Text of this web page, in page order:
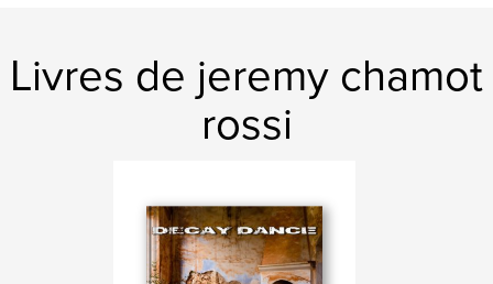
abandonné , vestige , liban
Livres de jeremy chamot
rossi